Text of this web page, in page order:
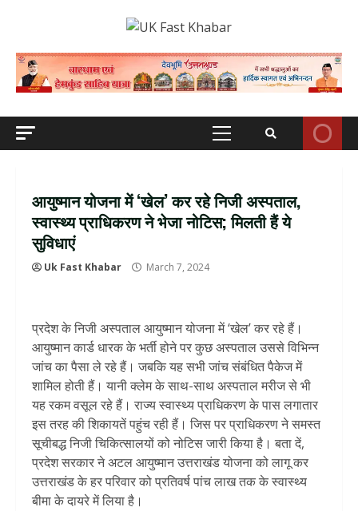
Primary
आयुष्मान योजना में ‘खेल’ कर रहे निजी अस्पताल,
स्वास्थ्य प्राधिकरण ने भेजा नोटिस; मिलती हैं ये
सुविधाएं
Uk Fast Khabar March 7, 2024
प्रदेश के निजी अस्पताल आयुष्मान योजना में ‘खेल’ कर रहे हैं।
आयुष्मान कार्ड धारक के भर्ती होने पर कुछ अस्पताल उससे विभिन्न
जांच का पैसा ले रहे हैं। जबकि यह सभी जांच संबंधित पैकेज में
शामिल होती हैं। यानी क्लेम के साथ-साथ अस्पताल मरीज से भी
यह रकम वसूल रहे हैं। राज्य स्वास्थ्य प्राधिकरण के पास लगातार
इस तरह की शिकायतें पहुंच रही हैं। जिस पर प्राधिकरण ने समस्त
सूचीबद्ध निजी चिकित्सालयों को नोटिस जारी किया है। बता दें,
प्रदेश सरकार ने अटल आयुष्मान उत्तराखंड योजना को लागू कर
उत्तराखंड के हर परिवार को प्रतिवर्ष पांच लाख तक के स्वास्थ्य
बीमा के दायरे में लिया है।